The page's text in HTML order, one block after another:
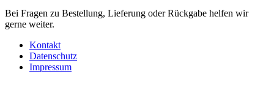
Bei Fragen zu Bestellung, Lieferung oder Rückgabe helfen wir
gerne weiter.
Kontakt
Datenschutz
Impressum